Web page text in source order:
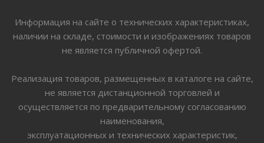
Информация на сайте о технических характеристиках,
наличии на складе, стоимости и изображениях товаров
не является публичной офертой.
Реализация товаров, размещенных в каталоге на сайте,
не является дистанционной торговлей и
осуществляется по предварительному согласованию
наименования,
эксплуатационных и технических характеристик,